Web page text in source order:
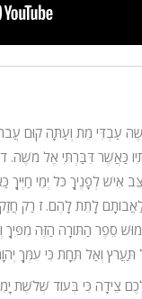
עַבְדִּי מֵת וְעַתָּה קוּם
כַּאֲשֶׁר דִּבַּרְתִּי אֶל מֹשֶׁה. ד
אִישׁ לְפָנֶיךָ כֹּל יְמֵי
לָתֵת לָהֶם.ז רַק
סֵפֶר הַתּוֹרָה הַזֶּה מִפִּיךָ
תַּעֲרֹץ וְאַל תֵּחָת כִּי עִמְּךָ
צֵידָה כִּי בְּעוֹד שְׁלֹשֶׁת